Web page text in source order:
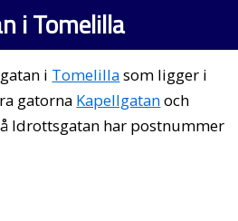
i Tomelilla
i Tomelillasom ligger i
gatorna Kapellgatanoch
Idrottsgatan har postnummer